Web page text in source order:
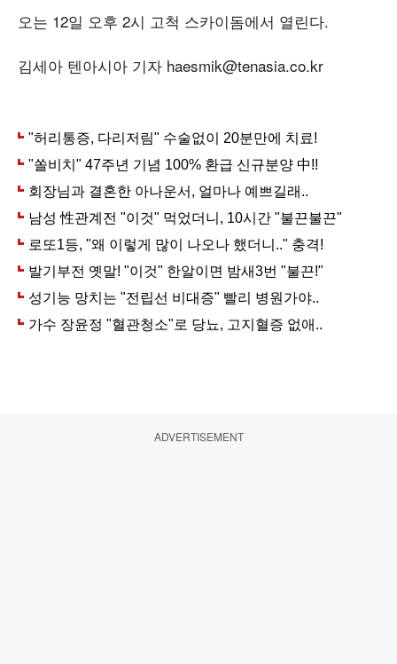
오는 12일 오후 2시 고척 스카이돔에서 열린다.
김세아 텐아시아 기자 haesmik@tenasia.co.kr
ADVERTISEMENT